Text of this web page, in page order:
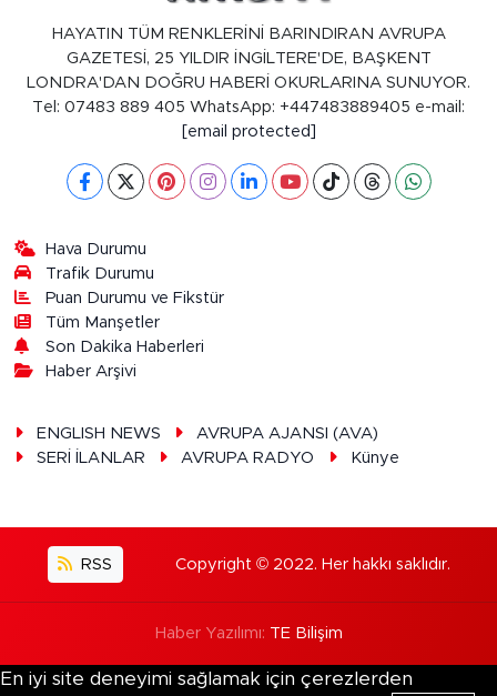
HAYATIN TÜM RENKLERİNİ BARINDIRAN AVRUPA
GAZETESİ, 25 YILDIR İNGİLTERE'DE, BAŞKENT
LONDRA'DAN DOĞRU HABERİ OKURLARINA SUNUYOR.
Tel: 07483 889 405 WhatsApp: +447483889405 e-mail:
[email protected]
Hava Durumu
Trafik Durumu
Puan Durumu ve Fikstür
Tüm Manşetler
Son Dakika Haberleri
Haber Arşivi
ENGLISH NEWS
AVRUPA AJANSI (AVA)
SERİ İLANLAR
AVRUPA RADYO Künye
RSS Copyright © 2022. Her hakkı saklıdır.
Haber Yazılımı: TE Bilişim
En iyi site deneyimi sağlamak için çerezlerden